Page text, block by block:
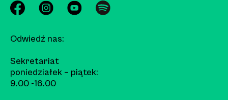
Odwiedź nas:
Sekretariat
poniedziałek – piątek:
9.00 -16.00